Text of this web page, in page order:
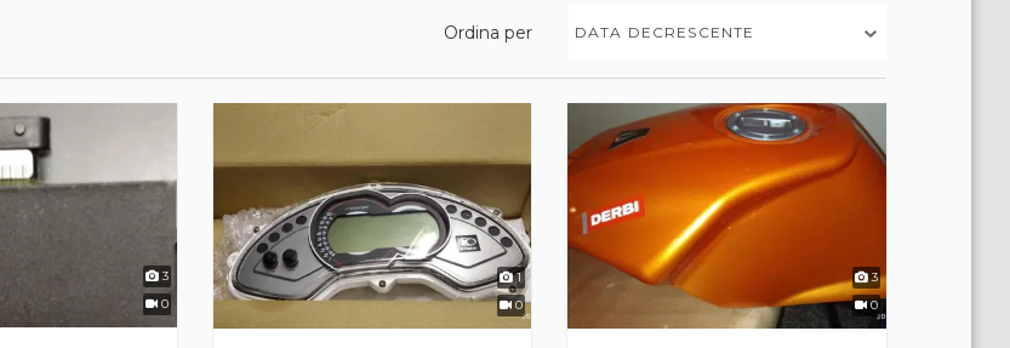
Ordina per DATA DECRESCENTE
3
0
1
0
3
0